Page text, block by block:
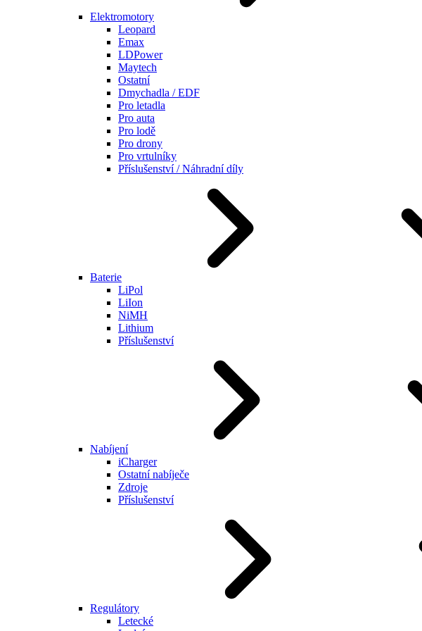
Elektromotory
Leopard
Emax
LDPower
Maytech
Ostatní
Dmychadla / EDF
Pro letadla
Pro auta
Pro lodě
Pro drony
Pro vrtulníky
Příslušenství / Náhradní díly
Baterie
LiPol
LiIon
NiMH
Lithium
Příslušenství
Nabíjení
iCharger
Ostatní nabíječe
Zdroje
Příslušenství
Regulátory
Letecké